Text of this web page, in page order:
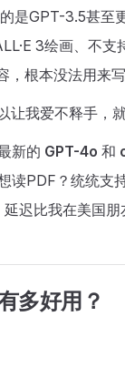
是GPT-3.5甚至
3绘画、不支
，根本没法用来
让我爱不释手，
新的 GPT-4o 和
读PDF？统统支持
迟比我在美国
多好用？